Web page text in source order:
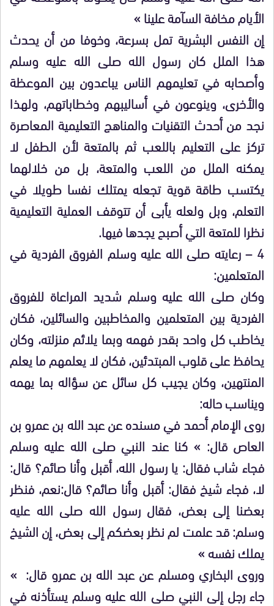
الأيام مخافة السآمة علينا »
إن النفس البشرية تمل بسرعة، وخوفا من أن يحدث
هذا الملل كان رسول الله صلى الله عليه وسلم
وأصحابه في تعليمهم الناس يباعدون بين الموعظة
والأخرى، وينوعون في أساليبهم وخطاباتهم، ولهذا
نجد من أحدث التقنيات والمناهج التعليمية المعاصرة
تركز على التعليم باللعب ثم بالمتعة لأن الطفل لا
يمكنه الملل من اللعب والمتعة، بل من خلالهما
يكتسب طاقة قوية تجعله يمتلك نفسا طويلا في
التعلم، وبل ولعله يأبى أن تتوقف العملية التعليمية
نظرا للمتعة التي أصبح يجدها فيها.
4 – رعايته صلى الله عليه وسلم الفروق الفردية في
المتعلمين:
وكان صلى الله عليه وسلم شديد المراعاة للفروق
الفردية بين المتعلمين والمخاطبين والسائلين، فكان
يخاطب كل واحد بقدر فهمه وبما يلائم منزلته، وكان
يحافظ على قلوب المبتدئين، فكان لا يعلمهم ما يعلم
المنتهين، وكان يجيب كل سائل عن سؤاله بما يهمه
ويناسب حاله:
روى الإمام أحمد في مسنده عن عبد الله بن عمرو بن
العاص قال: » كنا عند النبي صلى الله عليه وسلم
فجاء شاب فقال: يا رسول الله، أقبل وأنا صائم؟ قال:
لا، فجاء شيخ فقال: أقبل وأنا صائم؟ قال:نعم، فنظر
بعضنا إلى بعض، فقال رسول الله صلى الله عليه
وسلم: قد علمت لم نظر بعضكم إلى بعض، إن الشيخ
يملك نفسه »
وروى البخاري ومسلم عن عبد الله بن عمرو قال: »
جاء رجل إلى النبي صلى الله عليه وسلم يستأذنه في